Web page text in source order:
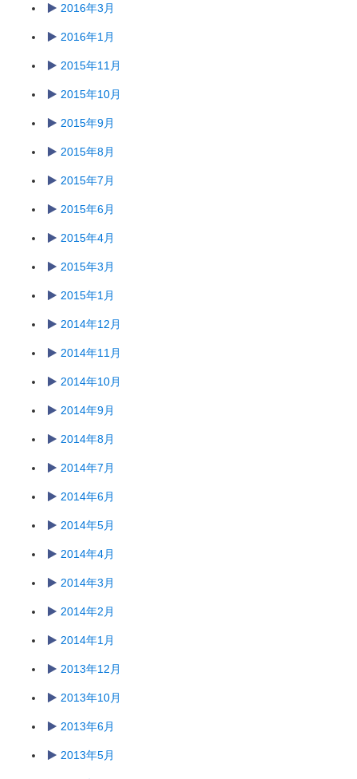
2016年3月
2016年1月
2015年11月
2015年10月
2015年9月
2015年8月
2015年7月
2015年6月
2015年4月
2015年3月
2015年1月
2014年12月
2014年11月
2014年10月
2014年9月
2014年8月
2014年7月
2014年6月
2014年5月
2014年4月
2014年3月
2014年2月
2014年1月
2013年12月
2013年10月
2013年6月
2013年5月